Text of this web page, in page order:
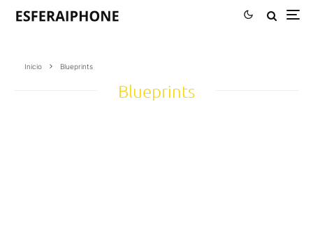
Inicio Blueprints
Blueprints